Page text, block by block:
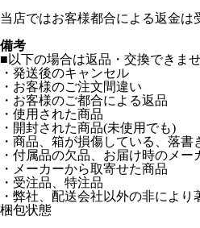
当店ではお客様都合による返金は
備考
■以下の場合は返品・交換できませ
・発送後のキャンセル
・お客様のご注文間違い
・お客様のご都合による返品
・使用された商品
・開封された商品(未使用でも)
・商品、箱が損傷している、落書
・付属品の欠品、お届け時のメ
・メーカーから取寄せた商品
・受注品、特注品
・弊社、配送会社以外の非により
梱包状態